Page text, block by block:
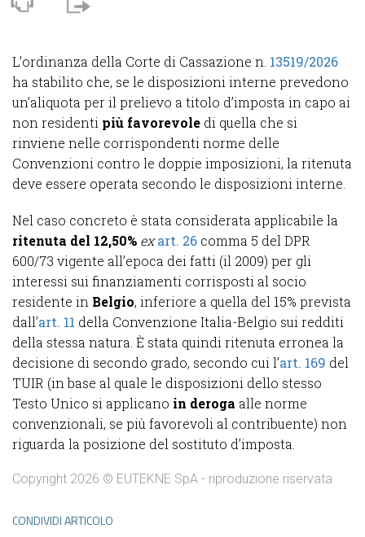
L’ordinanza della Corte di Cassazione n. 13519/2026
ha stabilito che, se le disposizioni interne prevedono
un’aliquota per il prelievo a titolo d’imposta in capo ai
non residenti più favorevole di quella che si
rinviene nelle corrispondenti norme delle
Convenzioni contro le doppie imposizioni, la ritenuta
deve essere operata secondo le disposizioni interne.
Nel caso concreto è stata considerata applicabile la
ritenuta del 12,50% ex art. 26 comma 5 del DPR
600/73 vigente all’epoca dei fatti (il 2009) per gli
interessi sui finanziamenti corrisposti al socio
residente in Belgio, inferiore a quella del 15% prevista
dall’art. 11 della Convenzione Italia-Belgio sui redditi
della stessa natura. È stata quindi ritenuta erronea la
decisione di secondo grado, secondo cui l’art. 169 del
TUIR (in base al quale le disposizioni dello stesso
Testo Unico si applicano in deroga alle norme
convenzionali, se più favorevoli al contribuente) non
riguarda la posizione del sostituto d’imposta.
Copyright 2026 © EUTEKNE SpA - riproduzione riservata
CONDIVIDI ARTICOLO